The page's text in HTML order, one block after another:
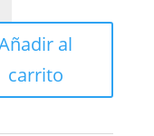
al
carrito